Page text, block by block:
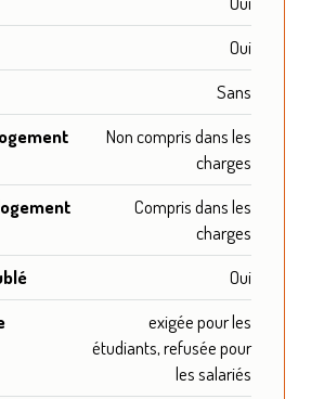
Oui
Sans
Non compris dans les
charges
Compris dans les
charges
Oui
exigée pour les
étudiants, refusée pour
les salariés